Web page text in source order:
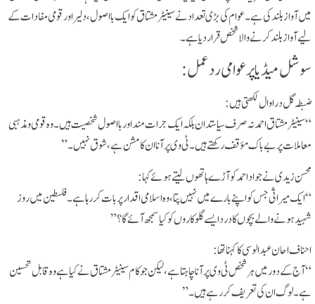
میں آواز بلند کی ہے۔ عوام کی بڑی تعداد نے سینیٹر مشتاق کو ایک بااصول، دلیر اور قومی مفادات کے
لیے آواز بلند کرنے والا شخص قرار دیا ہے۔
سوشل میڈیا پر عوامی ردعمل:
ضبطہ گل دراوال لکھتی ہیں:
“سینیٹر مشتاق احمد نہ صرف سیاستدان بلکہ ایک جرات مند اور بااصول شخصیت ہیں۔ وہ قومی و مذہبی
معاملات پر بے باک مؤقف رکھتے ہیں۔ ٹی وی پر آنا ان کا مشن ہے، شوق نہیں۔”
محسن زیدی نے جواد احمد کو آڑے ہاتھوں لیتے ہوئے کہا:
“ایک میراثی جس کو اپنے بارے میں نہیں پتا، وہ اسلامی اقدار پر بات کر رہا ہے۔ فلسطین میں روز
شہید ہونے والے بچوں کا درد ایسے گلوکاروں کو کیا سمجھ آئے گا؟”
احناف احان عبد الوسی کا کہنا تھا:
“آج کے دور میں ہر شخص ٹی وی پر آنا چاہتا ہے، لیکن جو کام سینیٹر مشتاق نے کیا ہے وہ قابل تحسین
ہے۔ لوگ ان کی تعریف کر رہے ہیں۔”